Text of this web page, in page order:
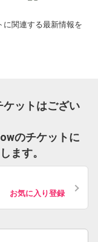
に関連する最新情報を
ットはござい
のチケットに
ます。
お気に入り登録